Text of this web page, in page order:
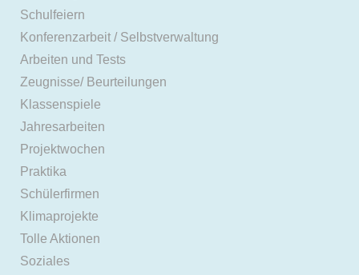
Schulfeiern
Konferenzarbeit / Selbstverwaltung
Arbeiten und Tests
Zeugnisse/ Beurteilungen
Klassenspiele
Jahresarbeiten
Projektwochen
Praktika
Schülerfirmen
Klimaprojekte
Tolle Aktionen
Soziales